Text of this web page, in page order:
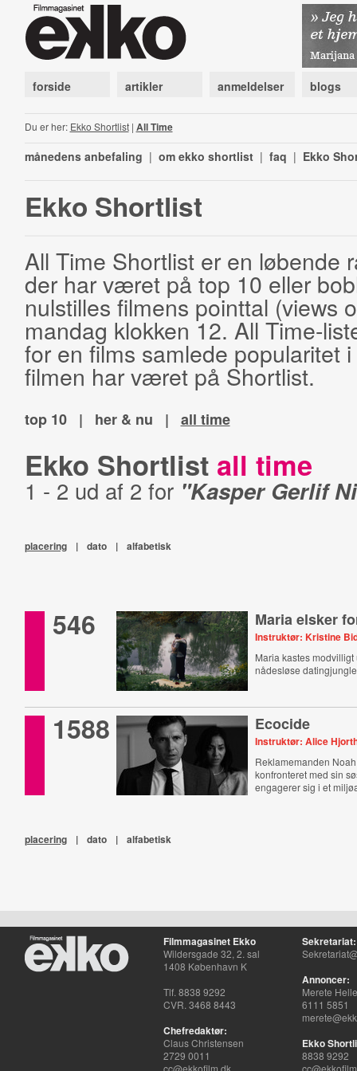
forside artikler anmeldelser blogs
Du er her: Ekko Shortlist| All Time
månedens anbefaling | om ekko shortlist | faq | Ekko
Ekko Shortlist
All Time Shortlist er en løbende
der har været på top 10 eller
nulstilles filmens pointtal (views
mandag klokken 12. All Time-
for en films samlede popularitet
filmen har været på Shortlist.
top 10 | her & nu | all time
Ekko Shortlist all time
1 - 2 ud af 2 for "Kasper Gerlif
placering | dato | alfabetisk
546 Maria elsker
Instruktør: Kristine
Maria kastes
nådesløse
1588 Ecocide
Instruktør: Alice
Reklamemanden
konfronteret med sin
engagerer sig i et
placering | dato | alfabetisk
Filmmagasinet Ekko
Wildersgade 32, 2. sal
1408 København K
Tlf. 8838 9292
CVR. 3468 8443
Chefredaktør:
Claus Christensen
2729 0011
cc@ekkofilm.dk
Sekretariat:
Annoncer:
Merete
6111 5851
Ekko
8838 9292